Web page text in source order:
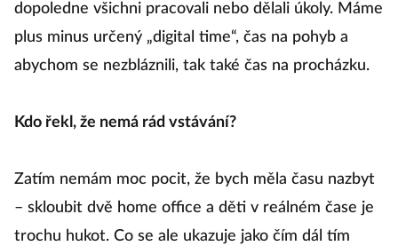
dopoledne všichni pracovali nebo dělali úkoly. Máme
plus minus určený „digital time“, čas na pohyb a
abychom se nezbláznili, tak také čas na procházku.
Kdo řekl, že nemá rád vstávání?
Zatím nemám moc pocit, že bych měla času nazbyt
– skloubit dvě home office a děti v reálném čase je
trochu hukot. Co se ale ukazuje jako čím dál tím